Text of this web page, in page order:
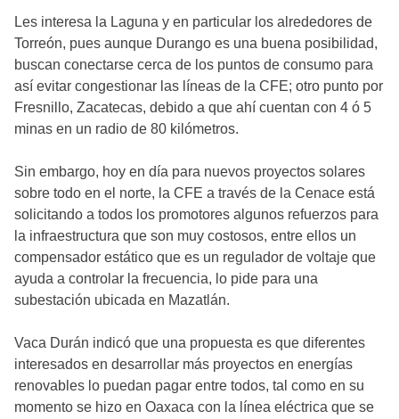
Les interesa la Laguna y en particular los alrededores de
Torreón, pues aunque Durango es una buena posibilidad,
buscan conectarse cerca de los puntos de consumo para
así evitar congestionar las líneas de la CFE; otro punto por
Fresnillo, Zacatecas, debido a que ahí cuentan con 4 ó 5
minas en un radio de 80 kilómetros.
Sin embargo, hoy en día para nuevos proyectos solares
sobre todo en el norte, la CFE a través de la Cenace está
solicitando a todos los promotores algunos refuerzos para
la infraestructura que son muy costosos, entre ellos un
compensador estático que es un regulador de voltaje que
ayuda a controlar la frecuencia, lo pide para una
subestación ubicada en Mazatlán.
Vaca Durán indicó que una propuesta es que diferentes
interesados en desarrollar más proyectos en energías
renovables lo puedan pagar entre todos, tal como en su
momento se hizo en Oaxaca con la línea eléctrica que se